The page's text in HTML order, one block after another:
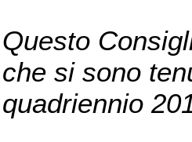
Questo
che si sono
quadriennio